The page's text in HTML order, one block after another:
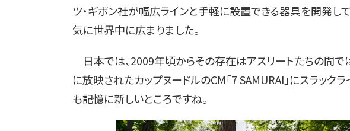
ツ・ギボン社が幅広ラインと手軽に設置できる器具を開発し
気に世界中に広まりました。
日本では、2009年頃からその存在はアスリートたちの間で
に放映されたカップヌードルのCM「7 SAMURAI」にスラッ
も記憶に新しいところですね。